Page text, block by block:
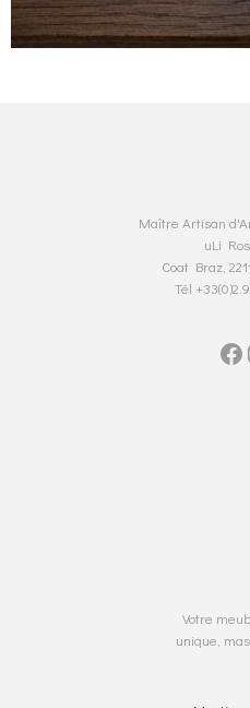
Maître Artisan
uLi
Coat Braz,
Tél
Votre
unique,